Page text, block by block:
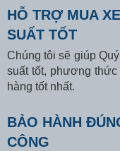
HỖ TRỢ MUA
SUẤT TỐT
Chúng tôi sẽ giúp
suất tốt, phương
hàng tốt nhất.
BẢO HÀNH
CÔNG